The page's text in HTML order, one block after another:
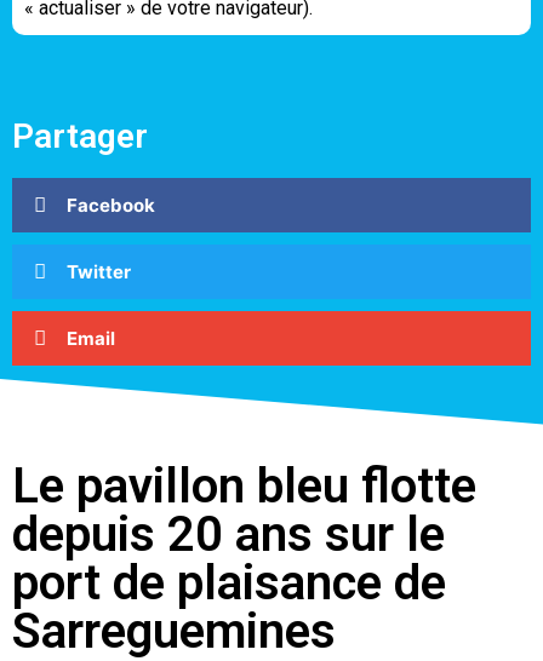
« actualiser » de votre navigateur).
Partager
Facebook
Twitter
Email
Le pavillon bleu flotte
depuis 20 ans sur le
port de plaisance de
Sarreguemines